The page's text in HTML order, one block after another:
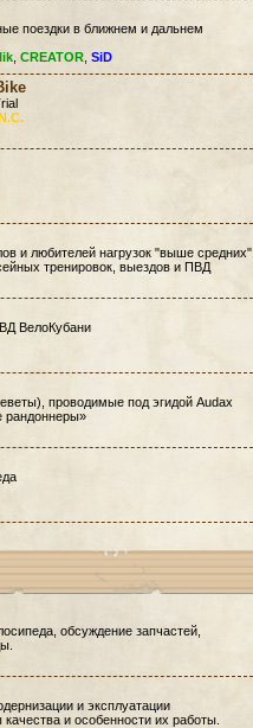
поездки в ближнем и дальнем
CREATOR SiD
и любителей нагрузок "выше средних".
тренировок, выездов и ПВД
ВелоКубани
проводимые под эгидой Audax
рандоннеры»
обсуждение запчастей,
и эксплуатации
и особенности их работы.